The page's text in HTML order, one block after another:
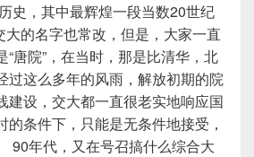
史，其中最辉煌一段当数20世纪
的名字也常改，但是，大家一直
唐院”，在当时，那是比清华，北
过这么多年的风雨，解放初期的院
建设，交大都一直很老实地响应国
的条件下，只能是无条件地接受，
90年代，又在号召搞什么综合大